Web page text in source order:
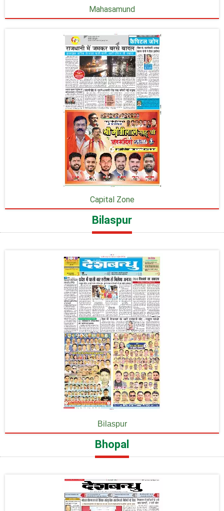
Mahasamund
Capital Zone
Bilaspur
Bilaspur
Bhopal